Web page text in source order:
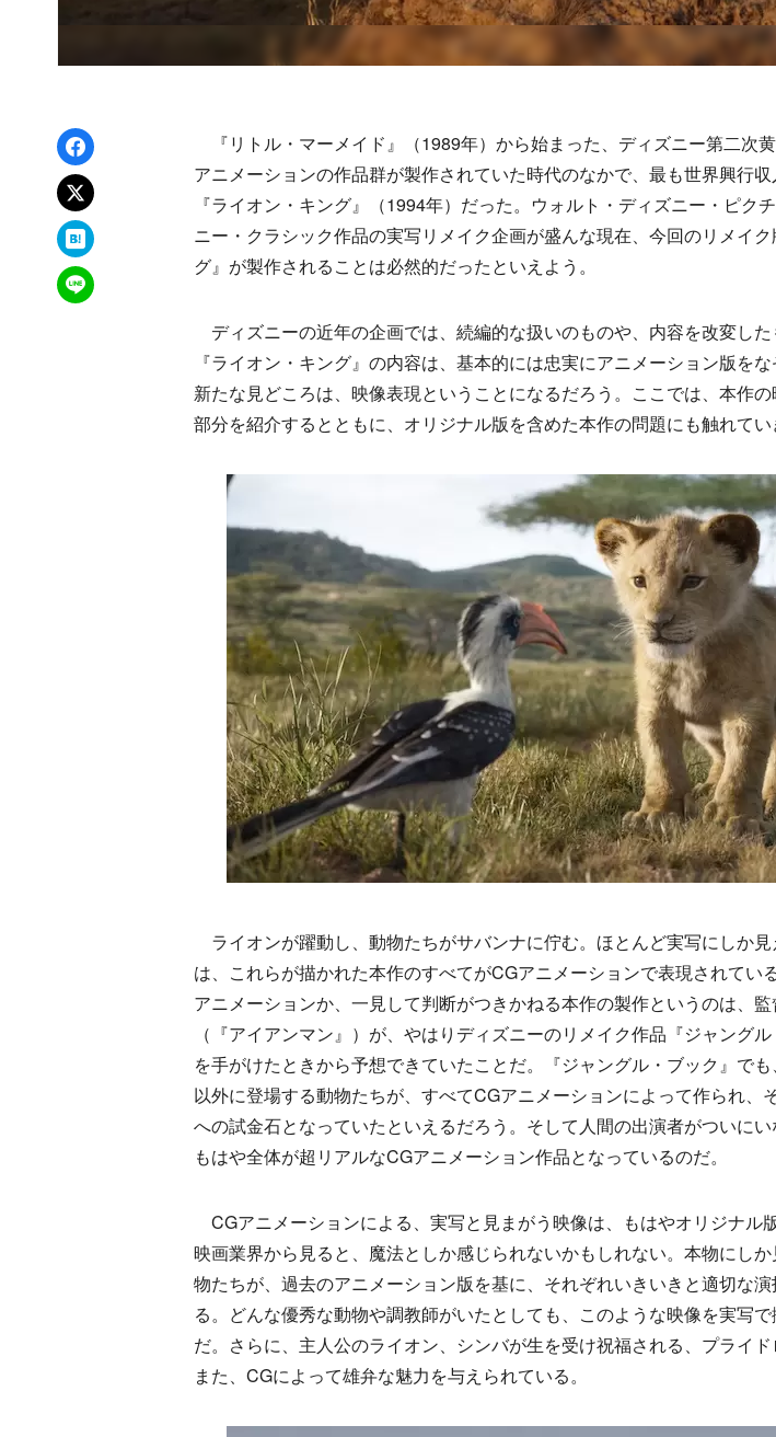
Facebookでシェア
xでポスト
はてなブックマーク
LINEで送る
『リトル・マーメイド』（1989年）から始まった、ディズニー第二次
アニメーションの作品群が製作されていた時代のなかで、最も世界興行収
『ライオン・キング』（1994年）だった。ウォルト・ディズニー・ピク
ニー・クラシック作品の実写リメイク企画が盛んな現在、今回のリメイ
グ』が製作されることは必然的だったといえよう。
ディズニーの近年の企画では、続編的な扱いのものや、内容を改変し
『ライオン・キング』の内容は、基本的には忠実にアニメーション版を
新たな見どころは、映像表現ということになるだろう。ここでは、本作
部分を紹介するとともに、オリジナル版を含めた本作の問題にも触れてい
ライオンが躍動し、動物たちがサバンナに佇む。ほとんど実写にしか
は、これらが描かれた本作のすべてがCGアニメーションで表現されてい
アニメーションか、一見して判断がつきかねる本作の製作というのは、
（『アイアンマン』）が、やはりディズニーのリメイク作品『ジャングル
を手がけたときから予想できていたことだ。『ジャングル・ブック』で
以外に登場する動物たちが、すべてCGアニメーションによって作られ、
への試金石となっていたといえるだろう。そして人間の出演者がついにい
もはや全体が超リアルなCGアニメーション作品となっているのだ。
CGアニメーションによる、実写と見まがう映像は、もはやオリジナル
映画業界から見ると、魔法としか感じられないかもしれない。本物にし
物たちが、過去のアニメーション版を基に、それぞれいきいきと適切な
る。どんな優秀な動物や調教師がいたとしても、このような映像を実写
だ。さらに、主人公のライオン、シンバが生を受け祝福される、プライ
また、CGによって雄弁な魅力を与えられている。